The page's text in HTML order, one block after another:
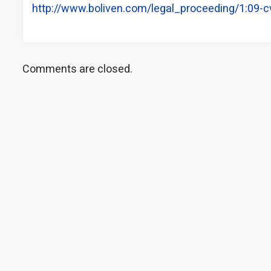
http://www.boliven.com/legal_proceeding/1:09-
Comments are closed.